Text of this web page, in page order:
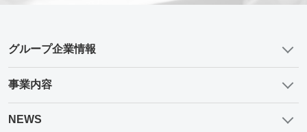
グループ企業情報
事業内容
NEWS